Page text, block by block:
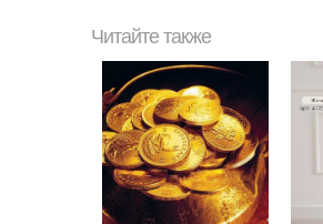
Читайте также